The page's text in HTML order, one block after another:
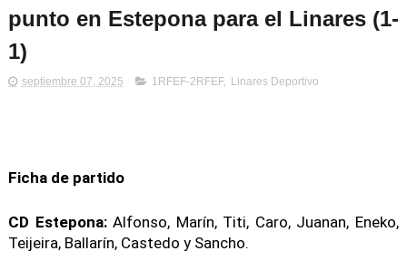
punto en Estepona para el Linares (1-
1)
septiembre 07, 2025 1RFEF-2RFEF, Linares Deportivo
Ficha de partido
CD Estepona:Alfonso, Marín, Titi, Caro, Juanan, Eneko,
Teijeira, Ballarín, Castedo y Sancho.